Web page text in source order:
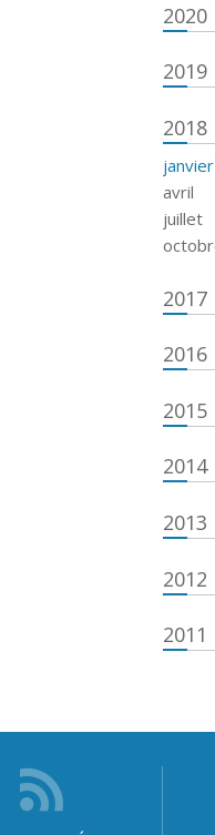
2020
2019
2018
janvier
avril
juillet
2017
2016
2015
2014
2013
2012
2011